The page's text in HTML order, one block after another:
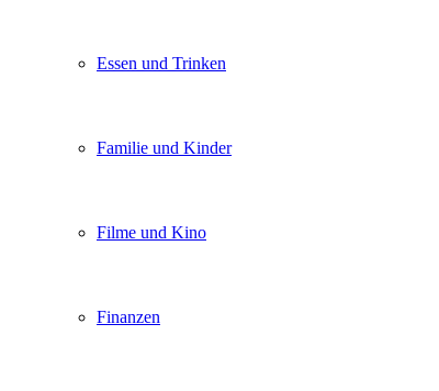
Essen und Trinken
Familie und Kinder
Filme und Kino
Finanzen